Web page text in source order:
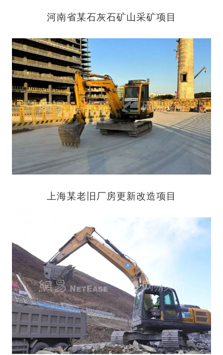
河南省某石灰石矿山采矿项目
上海某老旧厂房更新改造项目